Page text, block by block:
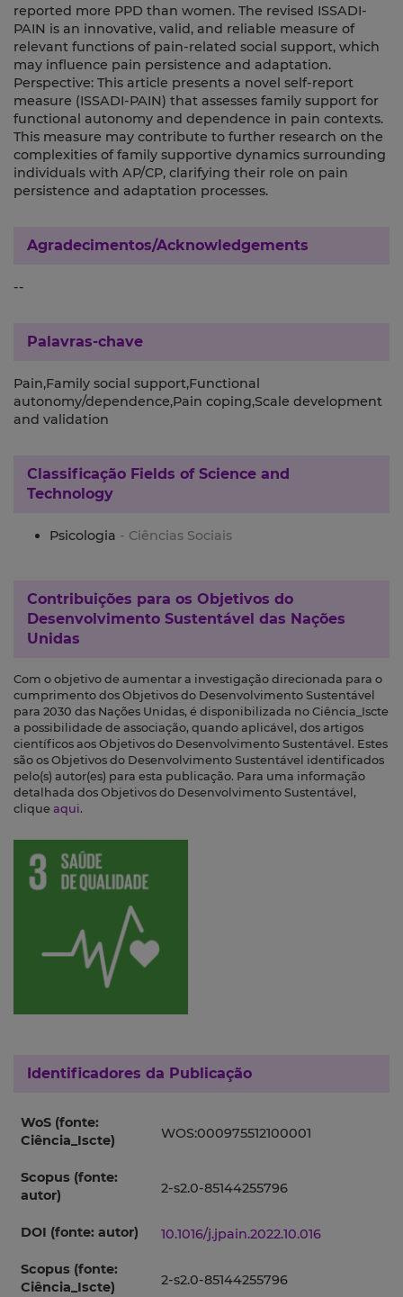
reported more PPD than women. The revised ISSADI-
PAIN is an innovative, valid, and reliable measure of
relevant functions of pain-related social support, which
may influence pain persistence and adaptation.
Perspective: This article presents a novel self-report
measure (ISSADI-PAIN) that assesses family support for
functional autonomy and dependence in pain contexts.
This measure may contribute to further research on the
complexities of family supportive dynamics surrounding
individuals with AP/CP, clarifying their role on pain
persistence and adaptation processes.
Agradecimentos/Acknowledgements
--
Palavras-chave
Pain,Family social support,Functional
autonomy/dependence,Pain coping,Scale development
and validation
Classificação Fields of Science and
Technology
Psicologia - Ciências Sociais
Contribuições para os Objetivos do
Desenvolvimento Sustentável das Nações
Unidas
Com o objetivo de aumentar a investigação direcionada para o
cumprimento dos Objetivos do Desenvolvimento Sustentável
para 2030 das Nações Unidas, é disponibilizada no Ciência_Iscte
a possibilidade de associação, quando aplicável, dos artigos
científicos aos Objetivos do Desenvolvimento Sustentável. Estes
são os Objetivos do Desenvolvimento Sustentável identificados
pelo(s) autor(es) para esta publicação. Para uma informação
detalhada dos Objetivos do Desenvolvimento Sustentável,
clique aqui.
Identificadores da Publicação
WoS (fonte:
Ciência_Iscte)
WOS:000975512100001
Scopus (fonte:
autor)
2-s2.0-85144255796
DOI (fonte: autor) 10.1016/j.jpain.2022.10.016
Scopus (fonte:
Ciência_Iscte)
2-s2.0-85144255796